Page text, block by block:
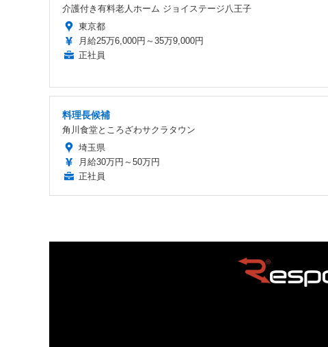
介護付き有料老人ホーム ジョイステージ八王子
東京都
月給25万6,000円～35万9,000円
正社員
料理長候補
角川食堂ところざわサクラタウン
埼玉県
月給30万円～50万円
正社員